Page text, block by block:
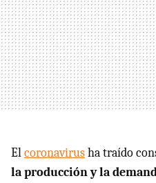
Elcoronavirusha traído
la producción y la